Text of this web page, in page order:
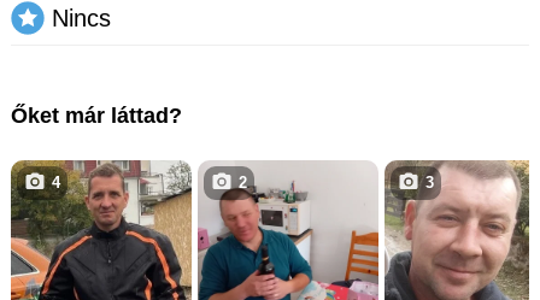
Nincs
Őket már láttad?
4 2 3